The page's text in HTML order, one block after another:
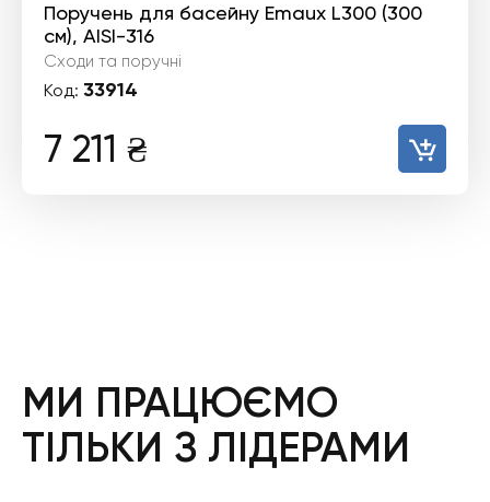
Поручень для басейну Emaux L300 (300
см), AISI-316
Сходи та поручні
Код: 33914
7 211 ₴
МИ ПРАЦЮЄМО
ТІЛЬКИ З ЛІДЕРАМИ